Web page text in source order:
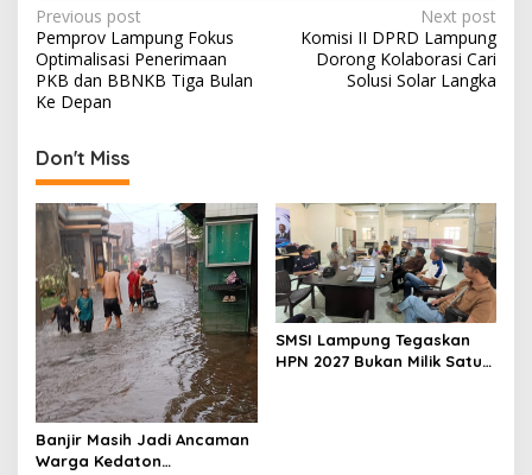
P
o
s
t
n
a
v
i
g
a
t
i
o
n
Previous post
Pemprov Lampung Fokus
Optimalisasi Penerimaan
PKB dan BBNKB Tiga Bulan
Ke Depan
Next post
Komisi II DPRD Lampung
Dorong Kolaborasi Cari
Solusi Solar Langka
Don't Miss
Banjir Masih Jadi Ancaman
Warga Kedaton
SMSI Lampung Tegaskan
HPN 2027 Bukan Milik Satu